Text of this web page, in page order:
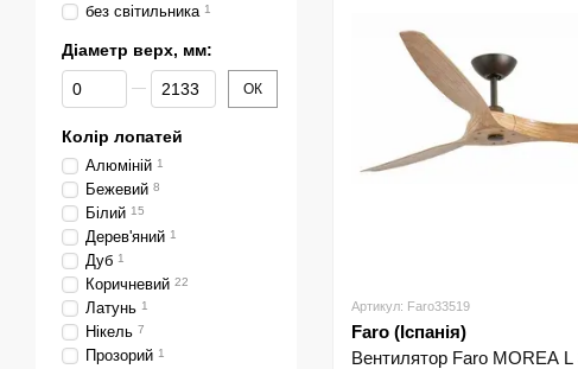
Артикул: Faro33519
Faro (Іспанія)
Вентилятор Faro MOREA L
без світильника 1
Діаметр верх, мм:
Від Діаметр верх, мм:
До Діаметр верх, мм: ОК
Колір лопатей
Алюміній 1
Бежевий 8
Білий 15
Дерев'яний 1
Дуб 1
Коричневий 22
Латунь 1
Нікель 7
Прозорий 1